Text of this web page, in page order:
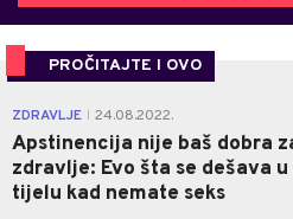
PROČITAJTE I OVO
ZDRAVLJE 24.08.2022.
Apstinencija nije baš dobra
zdravlje: Evo šta se dešava u
tijelu kad nemate seks